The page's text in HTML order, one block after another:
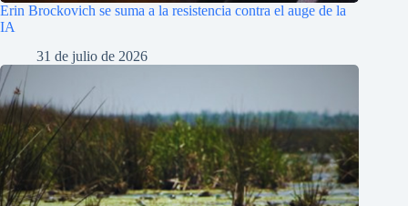
Erin Brockovich se suma a la resistencia contra el auge de la
IA
31 de julio de 2026